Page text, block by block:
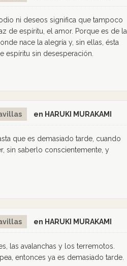
ni deseos significa que tampoco
de espíritu, el amor. Porque es de la
nace la alegría y, sin ellas, ésta
espíritu sin desesperación.
en HARUKI MURAKAMI
que es demasiado tarde, cuando
sin saberlo conscientemente, y
en HARUKI MURAKAMI
las avalanchas y los terremotos.
entonces ya es demasiado tarde.